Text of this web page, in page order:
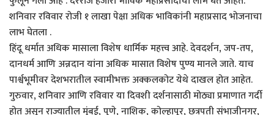
शनिवार रविवार रोजी १ लाखा पेक्षा अधिक भाविकांनी महाप्रसाद भोजनाचा
लाभ घेतला .
हिंदू धर्मात अधिक मासाला विशेष धार्मिक महत्त्व आहे. देवदर्शन, जप-तप,
दानधर्म आणि अन्नदान यांना अधिक मासात विशेष पुण्य मानले जाते. याच
पार्श्वभूमीवर देशभरातील स्वामीभक्त अक्कलकोट येथे दाखल होत आहेत.
गुरुवार, शनिवार आणि रविवार या दिवशी दर्शनासाठी मोठ्या प्रमाणात गर्दी
होत असून राज्यातील मुंबई, पुणे, नाशिक, कोल्हापूर, छत्रपती संभाजीनगर,